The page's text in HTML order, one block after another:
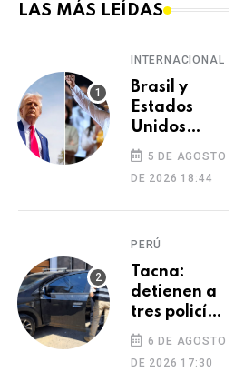
LAS MÁS LEÍDAS
INTERNACIONAL
Brasil y
Estados
Unidos
elevan
tensión
diplomática
tras retiro
embajadora
en
Washington
5 DE AGOSTO
DE 2026 18:44
PERÚ
Tacna:
detienen a
tres policías
investigados
por presunto
cambio de
6 DE AGOSTO
DE 2026 17:30